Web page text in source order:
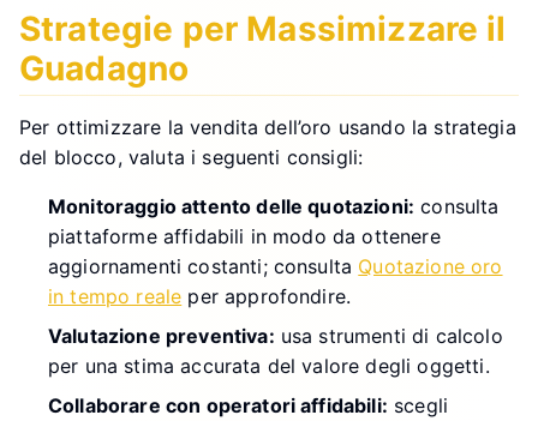
Strategie per Massimizzare il
Guadagno
Per ottimizzare la vendita dell’oro usando la strategia
del blocco, valuta i seguenti consigli:
Monitoraggio attento delle quotazioni: consulta
piattaforme affidabili in modo da ottenere
aggiornamenti costanti; consulta Quotazione oro
in tempo reale per approfondire.
Valutazione preventiva: usa strumenti di calcolo
per una stima accurata del valore degli oggetti.
Collaborare con operatori affidabili: scegli